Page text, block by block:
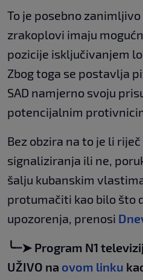
To je posebno
zrakoplovi imaju
pozicije isključivanjem
Zbog toga se postavlja
SAD namjerno svoju
potencijalnim
Bez obzira na to je li
signaliziranja ili ne,
šalju kubanskim
protumačiti kao bilo što
upozorenja, prenosi
╰┈➤ Program N1
UŽIVO na ovom linku